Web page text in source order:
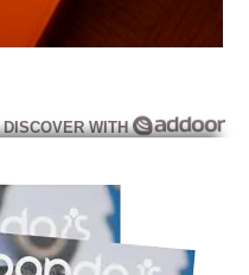
DISCOVER WITH